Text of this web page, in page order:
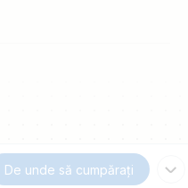
IP67
De unde să cumpărați